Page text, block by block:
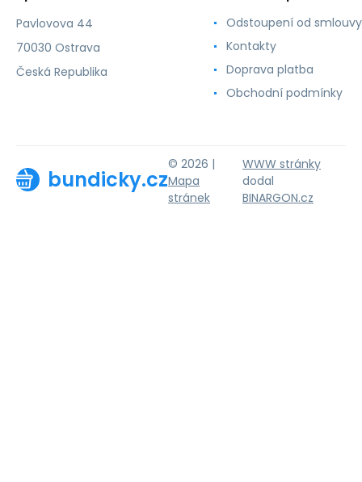
Pavlovova 44
70030 Ostrava
Česká Republika
Odstoupení od smlouvy
Kontakty
Doprava platba
Obchodní podmínky
bundicky.cz
© 2026 |
Mapa
stránek
WWW stránky
dodal
BINARGON.cz